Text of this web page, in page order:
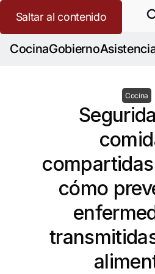
CocinaGobierno
Saltar al contenido
Cocina
cómo